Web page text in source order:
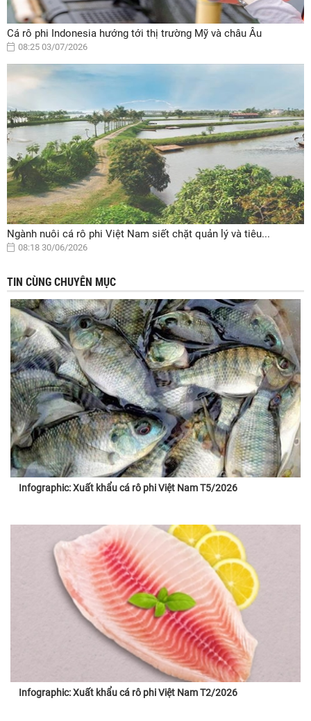
Cá rô phi Indonesia hướng tới thị trường Mỹ và châu Âu
08:25 03/07/2026
Ngành nuôi cá rô phi Việt Nam siết chặt quản lý và tiêu...
08:18 30/06/2026
TIN CÙNG CHUYÊN MỤC
Infographic: Xuất khẩu cá rô phi Việt Nam T5/2026
Infographic: Xuất khẩu cá rô phi Việt Nam T2/2026